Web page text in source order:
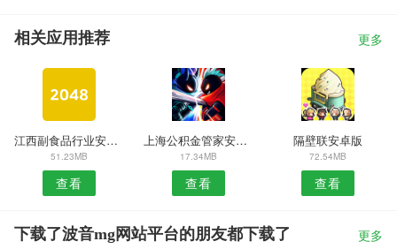
相关应用推荐 更多
江西副食品行业安卓版
51.23MB
查看
上海公积金管家安卓版
17.34MB
查看
隔壁联安卓版
72.54MB
查看
下载了波音mg网站平台的朋友都下载了 更多